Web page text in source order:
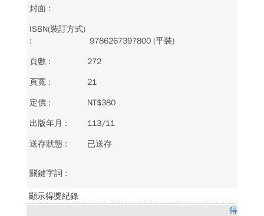
9786267397800 (平裝)
272
21
NT$380
113/11
已送存
顯示得獎紀錄
得